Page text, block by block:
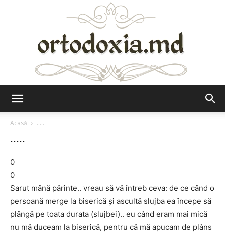
Acasă
.....
.....
0
0
Sarut mână părinte.. vreau să vă întreb ceva: de ce când o
persoană merge la biserică și ascultă slujba ea începe să
plângă pe toata durata (slujbei).. eu când eram mai mică
nu mă duceam la biserică, pentru că mă apucam de plâns